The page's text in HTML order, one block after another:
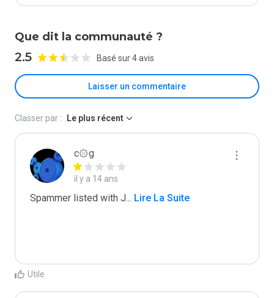
Que dit la communauté ?
2.5 Basé sur 4 avis
Laisser un commentaire
Classer par : Le plus récent
c۞g
il y a 14 ans
Spammer listed with J... Lire La Suite
Utile